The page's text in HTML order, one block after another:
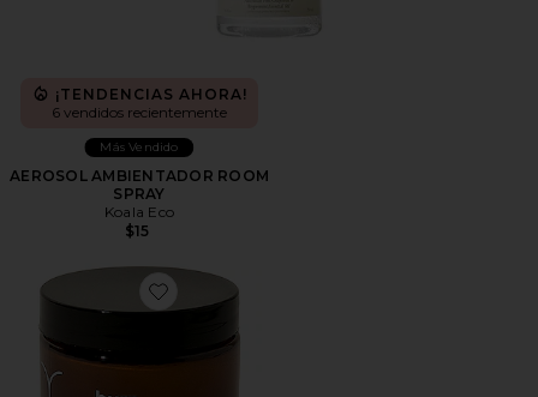
¡TENDENCIAS AHORA!
6 vendidos recientemente
Más Vendido
AEROSOL AMBIENTADOR ROOM
SPRAY
Koala Eco
$15
Favorite VELA DE MASAJES BURN